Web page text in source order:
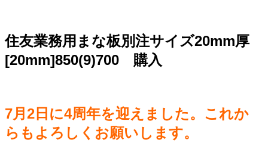
住友業務用まな板別注サイズ20mm厚
[20mm]850(9)700 購入
7月2日に4周年を迎えました。これか
らもよろしくお願いします。